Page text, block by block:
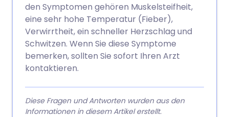
den Symptomen gehören Muskelsteifheit,
eine sehr hohe Temperatur (Fieber),
Verwirrtheit, ein schneller Herzschlag und
Schwitzen. Wenn Sie diese Symptome
bemerken, sollten Sie sofort Ihren Arzt
kontaktieren.
Diese Fragen und Antworten wurden aus den
Informationen in diesem Artikel erstellt.